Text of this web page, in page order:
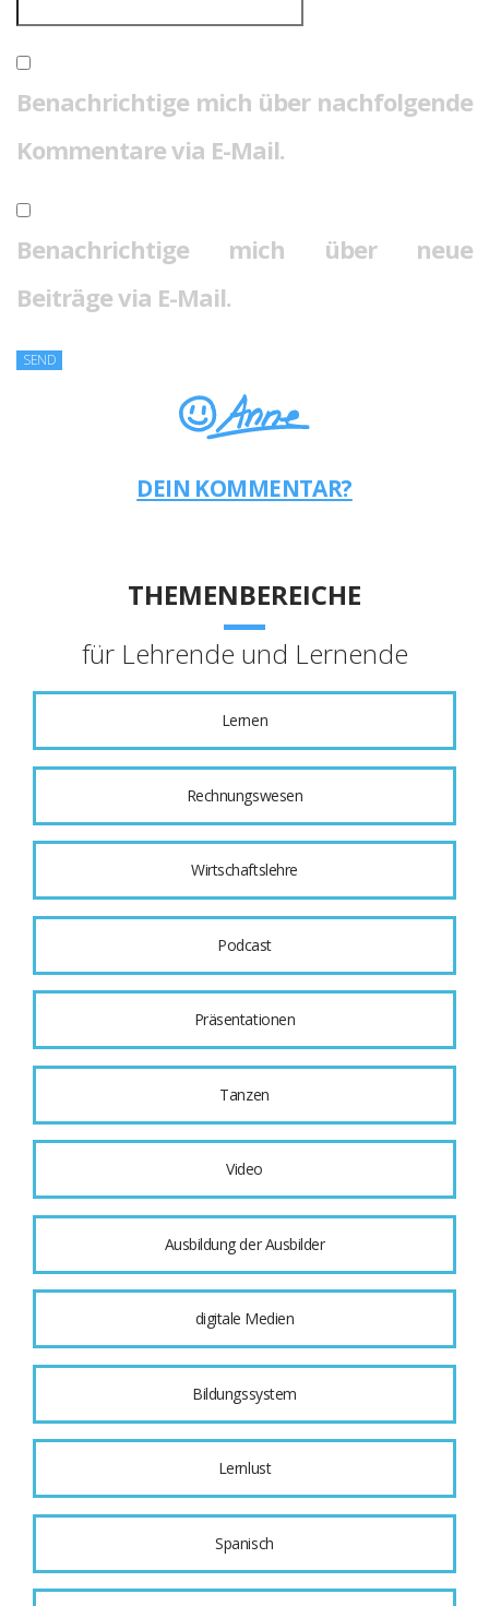
Benachrichtige mich über nachfolgende
Kommentare via E-Mail.
Benachrichtige mich über neue
Beiträge via E-Mail.
DEIN KOMMENTAR?
THEMENBEREICHE
für Lehrende und Lernende
Lernen
Rechnungswesen
Wirtschaftslehre
Podcast
Präsentationen
Tanzen
Video
Ausbildung der Ausbilder
digitale Medien
Bildungssystem
Lernlust
Spanisch